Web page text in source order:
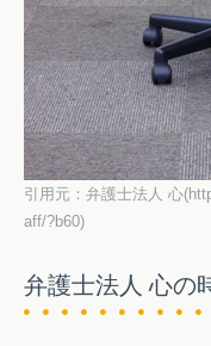
引用元：弁護士法人 心
aff/?b60)
弁護士法人 心の